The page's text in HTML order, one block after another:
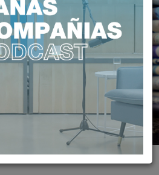
LOSMEDIOS